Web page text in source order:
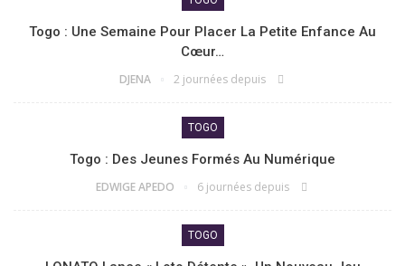
Togo : Une Semaine Pour Placer La Petite Enfance Au
Cœur…
DJENA 2 journées depuis
TOGO
Togo : Des Jeunes Formés Au Numérique
EDWIGE APEDO 6 journées depuis
TOGO